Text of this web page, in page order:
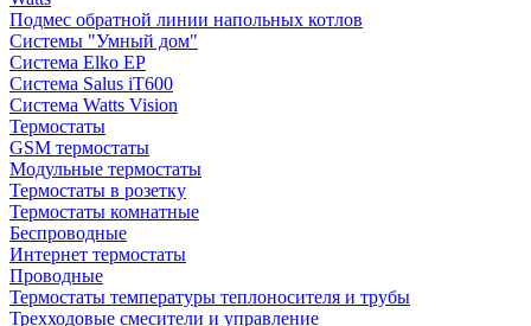
Подмес обратной линии напольных котлов
Системы "Умный дом"
Система Elko EP
Система Salus iT600
Система Watts Vision
Термостаты
GSM термостаты
Модульные термостаты
Термостаты в розетку
Термостаты комнатные
Беспроводные
Интернет термостаты
Проводные
Термостаты температуры теплоносителя и трубы
Трехходовые смесители и управление